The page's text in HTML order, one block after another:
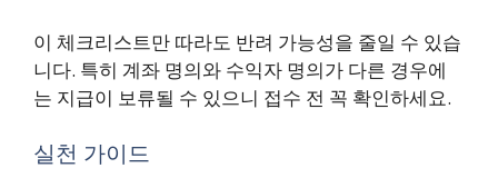
이 체크리스트만 따라도 반려 가능성을 줄일 수 있습
니다. 특히 계좌 명의와 수익자 명의가 다른 경우에
는 지급이 보류될 수 있으니 접수 전 꼭 확인하세요.
실천 가이드